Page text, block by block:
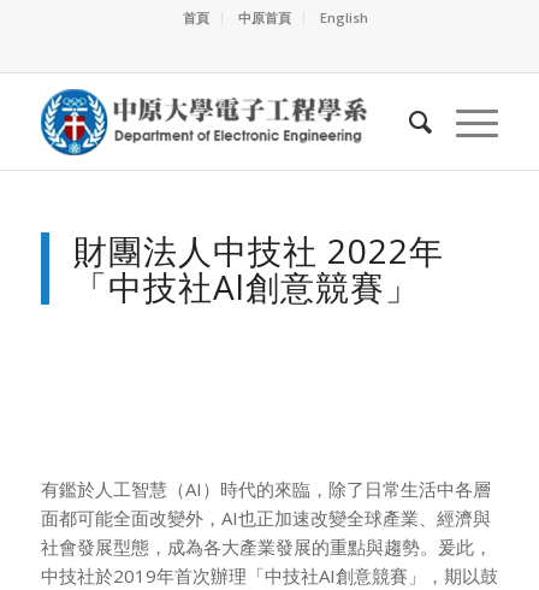
首頁 中原首頁 English
財團法人中技社 2022年
「中技社Al創意競賽」
有鑑於人工智慧（AI）時代的來臨，除了日常生活中各層
面都可能全面改變外，AI也正加速改變全球產業、經濟與
社會發展型態，成為各大產業發展的重點與趨勢。爰此，
中技社於2019年首次辦理「中技社AI創意競賽」，期以鼓